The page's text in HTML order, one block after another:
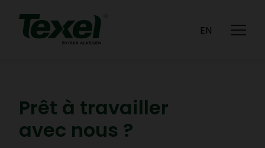
EN
CONTACT
Prêt à travailler
avec nous ?